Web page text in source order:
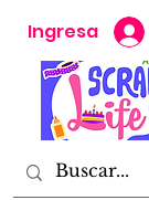
Ingresa